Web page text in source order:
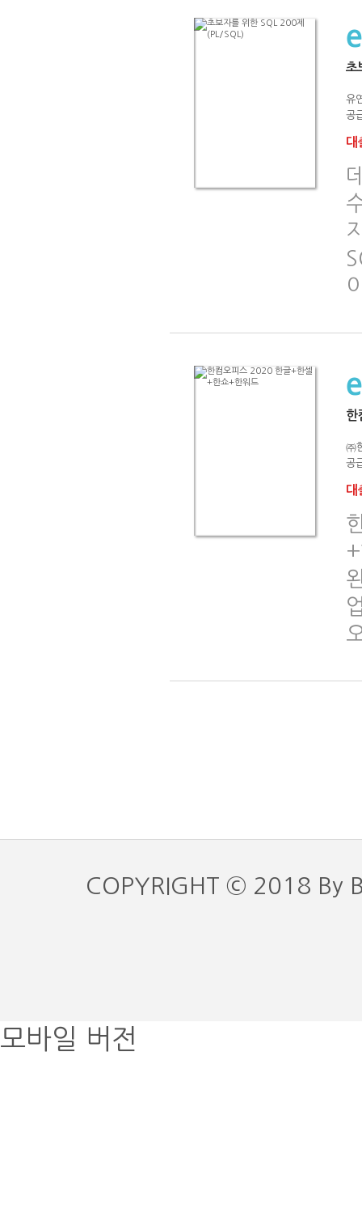
초
유
공
대
한
㈜
공
대
COPYRIGHT © 2018 By
모바일 버전